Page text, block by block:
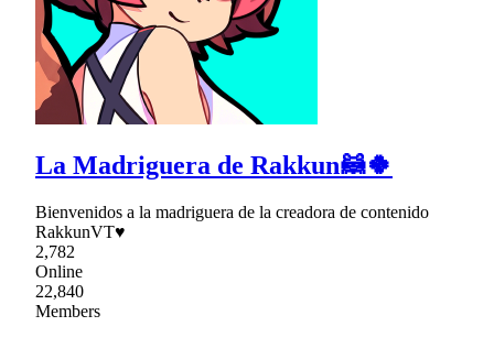
La Madriguera de Rakkun🦝🍀
Bienvenidos a la madriguera de la creadora de contenido
RakkunVT♥
2,782
Online
22,840
Members